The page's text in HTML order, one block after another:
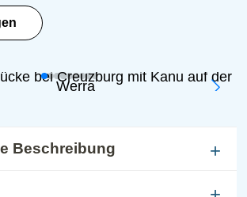
werden. Eine
Werra-Wasser-
um den "Hessen-
von der A4-
überspannt wird,
Beschreibung